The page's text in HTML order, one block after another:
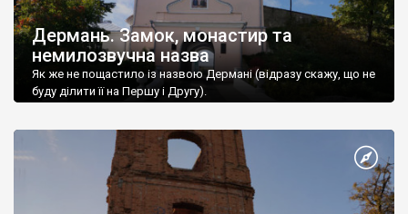
Дермань. Замок, монастир та
немилозвучна назва
Як же не пощастило із назвою Дермані (відразу скажу, що не
буду ділити її на Першу і Другу).